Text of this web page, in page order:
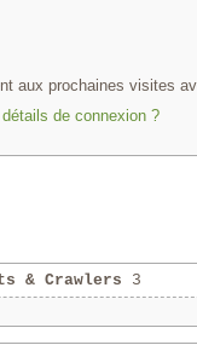
aux prochaines visites
de connexion ?
& Crawlers 3